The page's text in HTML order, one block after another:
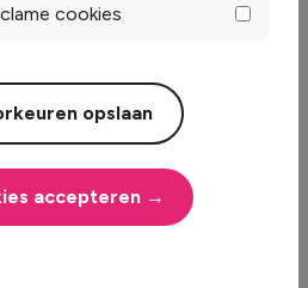
verhuizen en
ben nog
van Mega.
Wat kan ik
cookies
opslaan
accepteren →